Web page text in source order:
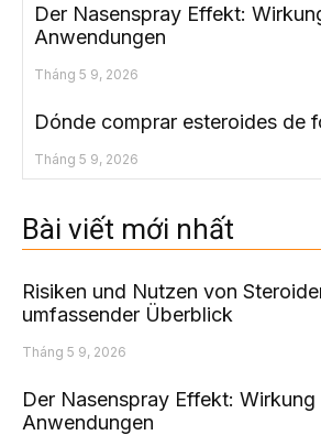
Der Nasenspray Effekt:
Anwendungen
Tháng 5 9, 2026
Dónde comprar esteroides de
Tháng 5 9, 2026
Bài viết mới nhất
Risiken und Nutzen von
umfassender Überblick
Tháng 5 9, 2026
Der Nasenspray Effekt: Wirkung
Anwendungen